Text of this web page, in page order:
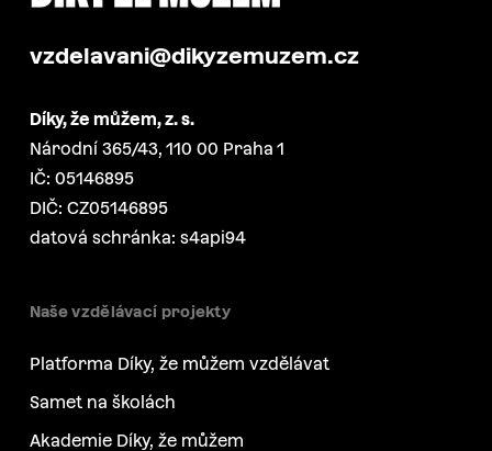
vzdelavani@dikyzemuzem.cz
Díky, že můžem, z. s.
Národní 365/43, 110 00 Praha 1
IČ: 05146895
DIČ: CZ05146895
datová schránka: s4api94
Naše vzdělávací projekty
Platforma Díky, že můžem vzdělávat
Samet na školách
Akademie Díky, že můžem